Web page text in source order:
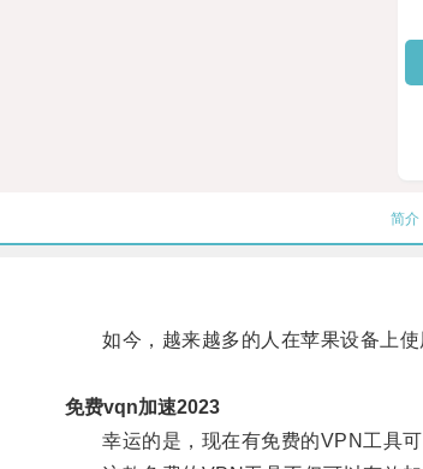
简介
如今，越来越多的人在苹果设备上使
免费vqn加速2023
幸运的是，现在有免费的VPN工具可